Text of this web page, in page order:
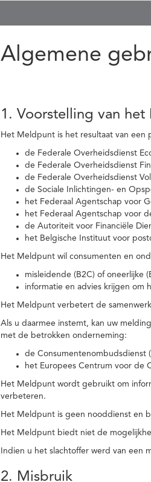
Algemene
1. Voorstelling van
Het Meldpunt is het resultaat van een
de Federale Overheidsdienst
de Federale Overheidsdienst
de Federale Overheidsdienst
de Sociale Inlichtingen- en
het Federaal Agentschap voor
het Federaal Agentschap voor
de Autoriteit voor Financiële
het Belgische Instituut voor
Het Meldpunt wil consumenten en
misleidende (B2C) of oneerlijke
informatie en advies krijgen om
Het Meldpunt verbetert de
Als u daarmee instemt, kan uw
met de betrokken onderneming:
de Consumentenombudsdienst
het Europees Centrum voor de
Het Meldpunt wordt gebruikt om
verbeteren.
Het Meldpunt is geen nooddienst en
Het Meldpunt biedt niet de
Indien u het slachtoffer werd van een
2. Misbruik